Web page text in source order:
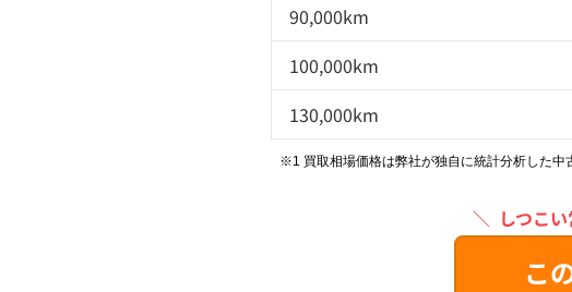
90,000km
100,000km
130,000km
※1 買取相場価格は弊社が独自に統計分析した中
＼ しつこ
こ